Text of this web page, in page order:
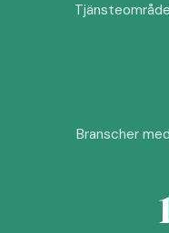
Branscher